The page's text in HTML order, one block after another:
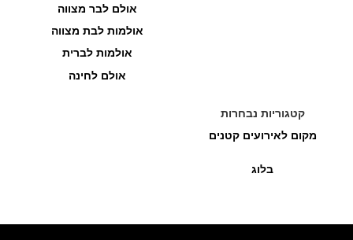
אולם לבר מצווה
אולמות לבת מצווה
אולמות לברית
אולם לחינה
קטגוריות נבחרות
מקום לאירועים קטנים
בלוג